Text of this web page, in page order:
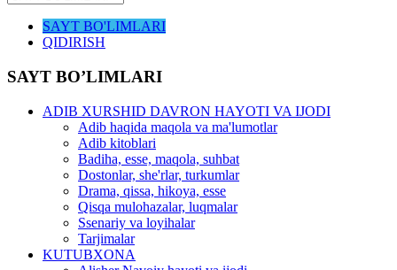
SAYT BO'LIMLARI
QIDIRISH
SAYT BO’LIMLARI
ADIB XURSHID DAVRON HAYOTI VA IJODI
Adib haqida maqola va ma'lumotlar
Adib kitoblari
Badiha, esse, maqola, suhbat
Dostonlar, she'rlar, turkumlar
Drama, qissa, hikoya, esse
Qisqa mulohazalar, luqmalar
Ssenariy va loyihalar
Tarjimalar
KUTUBXONA